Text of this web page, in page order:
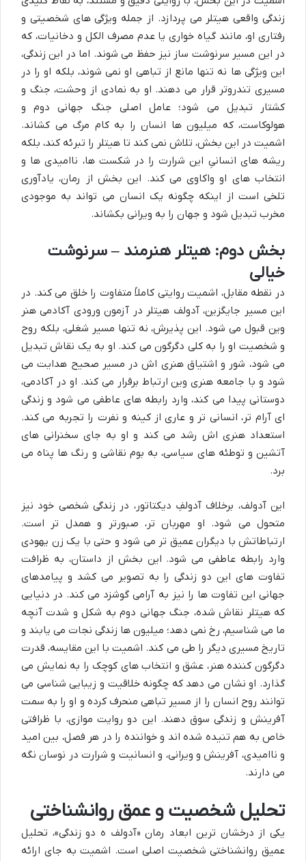
زندگی واقعی هیتلر می پردازد. از جمله ویژگی های شخصیتی و
رفتاری او، مانند گیاه خواری یا عدم مصرف الکل و دخانیات، که
در این مسیر سرنوشت ساز نیز حفظ می شوند. اما در این زندگی،
این ویژگی ها نه تنها مانع از تباهی او نمی شوند، بلکه او را در
مسیری تندروتر قرار می دهند. او به نمادی از وحشت، جنگ و
کشتار تبدیل می شود؛ عامل اصلی جنگ جهانی دوم و
هولوکاست، که میلیون ها انسان را به کام مرگ می کشاند.
اشمیت در این بخش، تلاش نمی کند تا هیتلر را تبرئه کند، بلکه
ریشه های انسانیِ این شرارت را در شکست ها، ناامیدی ها و
انتخاب های او واکاوی می کند. این بخش از رمان، یادآوری
تلخی است از اینکه چگونه یک انسان می تواند به موجودی
مخرب تبدیل شود و جهان را به ویرانی بکشاند.
بخش دوم: هیتلر هنرمند – سرنوشت
خیالی
در نقطه مقابل، اشمیت روایتی کاملاً متفاوت را خلق می کند. در
این مسیر جایگزین، آدولف هیتلر در آزمون ورودی آکادمی هنر
وین قبول می شود. این پذیرش، نه تنها مسیر شغلی، بلکه روح
و شخصیت او را به کلی دگرگون می کند. او به یک نقاش تبدیل
می شود، شور و اشتیاق هنری اش در مسیر صحیح هدایت می
شود و با جامعه هنری وین ارتباط برقرار می کند. او در آکادمی،
دوستانی پیدا می کند، وارد رابطه های عاطفی می شود و زندگی
ای آرام تر، انسانی تر و عاری از کینه و نفرت را تجربه می کند.
استعداد هنری اش رشد می کند و او به جای سخنرانی های
آتشین و توطئه های سیاسی، به بوم نقاشی و رنگ ها پناه می
برد.
این آدولف، برخلاف آدولفِ دیکتاتور، در زندگی شخصی خود نیز
متحول می شود. او مهربان تر، صبورتر و همدل تر است.
ارتباطاتش با دیگران عمیق تر می شود و حتی با یک زن یهودی
وارد رابطه عاطفی می شود. این بخش از داستان، به ظرافت
تفاوت های این دو زندگی را به تصویر می کشد و پیامدهای
جهانی این تفاوت ها را نیز به آرامی گوشزد می کند. در دنیایی
که هیتلر نقاش شده، جنگ جهانی دوم به شکل و شدت آنچه
ما می شناسیم، رخ نمی دهد؛ میلیون ها زندگی نجات می یابند و
تاریخ مسیری دیگر را طی می کند. اشمیت با این مقایسه، قدرت
دگرگون کننده هنر، عشق و انتخاب های کوچک را به نمایش می
گذارد. او نشان می دهد که چگونه خلاقیت و زیبایی شناسی می
توانند روح انسان را از مسیر تباهی منحرف کرده و او را به سمت
آفرینش و زندگی سوق دهند. این دو روایت موازی، با ظرافتی
خاص به هم تنیده شده اند و خواننده را در هر فصل، بین امید
و ناامیدی، آفرینش و ویرانی، و انسانیت و شرارت در نوسان نگه
می دارند.
تحلیل شخصیت و عمق روانشناختی
یکی از درخشان ترین ابعاد رمان «آدولف ه دو زندگی»، تحلیل
عمیق روانشناختی شخصیت اصلی است. اشمیت به جای ارائه